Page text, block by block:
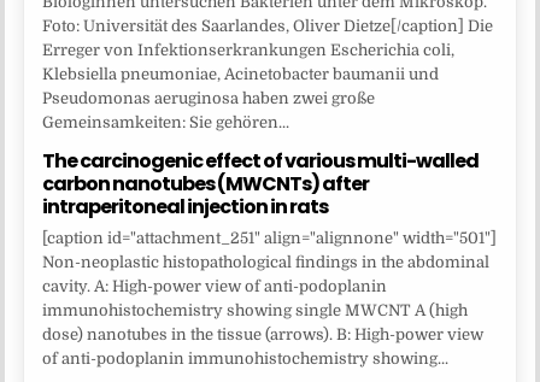
Foto: Universität des Saarlandes, Oliver Dietze[/caption] Die
Erreger von Infektionserkrankungen Escherichia coli,
Klebsiella pneumoniae, Acinetobacter baumanii und
Pseudomonas aeruginosa haben zwei große
Gemeinsamkeiten: Sie gehören...
The carcinogenic effect of various multi-walled
carbon nanotubes (MWCNTs) after
intraperitoneal injection in rats
[caption id="attachment_251" align="alignnone" width="501"]
Non-neoplastic histopathological findings in the abdominal
cavity. A: High-power view of anti-podoplanin
immunohistochemistry showing single MWCNT A (high
dose) nanotubes in the tissue (arrows). B: High-power view
of anti-podoplanin immunohistochemistry showing...